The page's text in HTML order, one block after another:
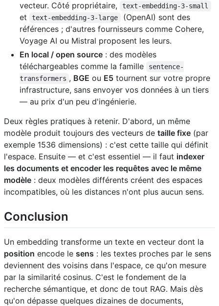
vecteur. Côté propriétaire,
text-embedding-3-small
et text-embedding-3-large
(OpenAI) sont des
références ; d'autres fournisseurs comme Cohere,
Voyage AI ou Mistral proposent les leurs.
En local / open source : des modèles
téléchargeables comme la famille
sentence-
transformers , BGE ou E5 tournent sur votre propre
infrastructure, sans envoyer vos données à un tiers
— au prix d'un peu d'ingénierie.
Deux règles pratiques à retenir. D'abord, un même
modèle produit toujours des vecteurs de taille fixe (par
exemple 1536 dimensions) : c'est cette taille qui définit
l'espace. Ensuite — et c'est essentiel — il faut indexer
les documents et encoder les requêtes avec le même
modèle : deux modèles différents créent des espaces
incompatibles, où les distances n'ont plus aucun sens.
Conclusion
Un embedding transforme un texte en vecteur dont la
position encode le sens : les textes proches par le sens
deviennent des voisins dans l'espace, ce qu'on mesure
par la similarité cosinus. C'est le fondement de la
recherche sémantique, et donc de tout RAG. Mais dès
qu'on dépasse quelques dizaines de documents,